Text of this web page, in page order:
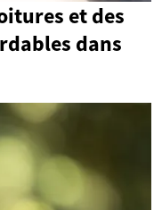
et des
dans